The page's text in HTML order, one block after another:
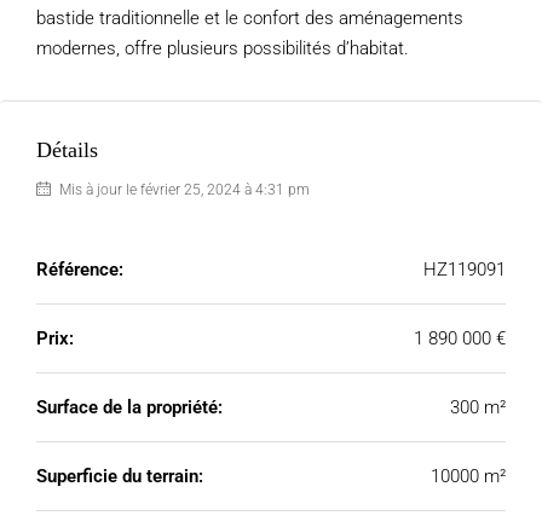
bastide traditionnelle et le confort des aménagements
modernes, offre plusieurs possibilités d’habitat.
Détails
Mis à jour le février 25, 2024 à 4:31 pm
Référence: HZ119091
Prix: 1 890 000 €
Surface de la propriété: 300 m²
Superficie du terrain: 10000 m²